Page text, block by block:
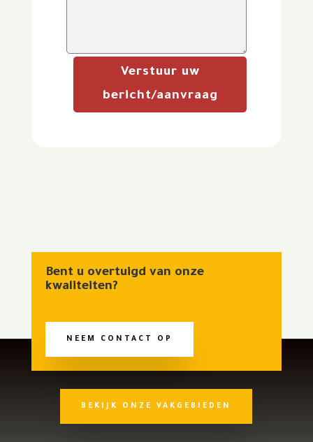
Verstuur uw
bericht/aanvraag
Bent u overtuigd van onze
kwaliteiten?
NEEM CONTACT OP
BEKIJK ONZE VAKGEBIEDEN